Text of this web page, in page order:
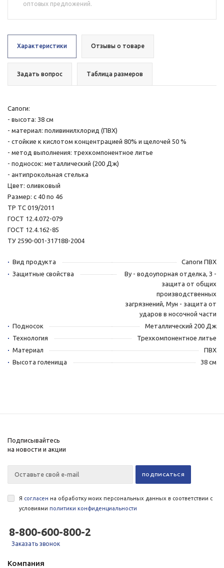
оптовых предложений.
Характеристики Отзывы о товаре
Задать вопрос Таблица размеров
Сапоги:
- высота: 38 см
- материал: поливинилхлорид (ПВХ)
- стойкие к кислотом концентрацией 80% и щелочей 50 %
- метод выполнения: трехкомпонентное литье
- подносок: металлический (200 Дж)
- антипрокольная стелька
Цвет: оливковый
Размер: с 40 по 46
ТР ТС 019/2011
ГОСТ 12.4.072-079
ГОСТ 12.4.162-85
ТУ 2590-001-317188-2004
Вид продукта
Сапоги ПВХ
Защитные свойства
Ву - водоупорная отделка, З -
защита от общих
производственных
загрязнений, Мун - защита от
ударов в носочной части
Подносок
Металлический 200 Дж
Технология
Трехкомпонентное литье
Материал
ПВХ
Высота голенища
38 см
Подписывайтесь
на новости и акции
Я согласен на обработку моих персональных данных в соответствии с
условиями политики конфиденциальности
8-800-600-800-2
Заказать звонок
Компания